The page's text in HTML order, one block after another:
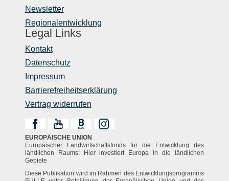
Newsletter
Regionalentwicklung
Legal Links
Kontakt
Datenschutz
Impressum
Barrierefreiheitserklärung
Vertrag widerrufen
EUROPÄISCHE UNION
Europäischer Landwirtschaftsfonds für die Entwicklung des
ländlichen Raums: Hier investiert Europa in die ländlichen
Gebiete
Diese Publikation wird im Rahmen des Entwicklungsprogramms